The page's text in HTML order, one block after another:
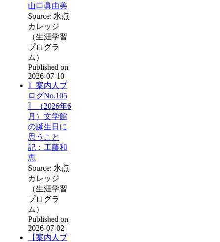
山口眞由美
Source: 氷点
カレッジ
（生涯学習
プログラ
ム）
Published on
2026-07-10
〖案内人ブ
ログNo.105
〗（2026年6
月）文学館
の誕生日に
思うこと
記：工藤和
恵
Source: 氷点
カレッジ
（生涯学習
プログラ
ム）
Published on
2026-07-02
【案内人ブ